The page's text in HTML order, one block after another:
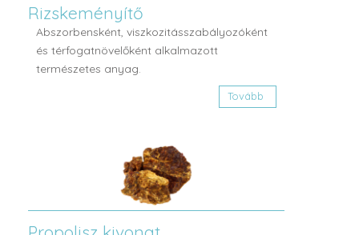
Rizskeményítő
Abszorbensként, viszkozitásszabályozóként
és térfogatnövelőként alkalmazott
természetes anyag.
Tovább